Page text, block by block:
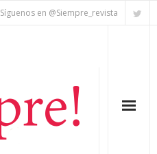
Síguenos en @Siempre_revista